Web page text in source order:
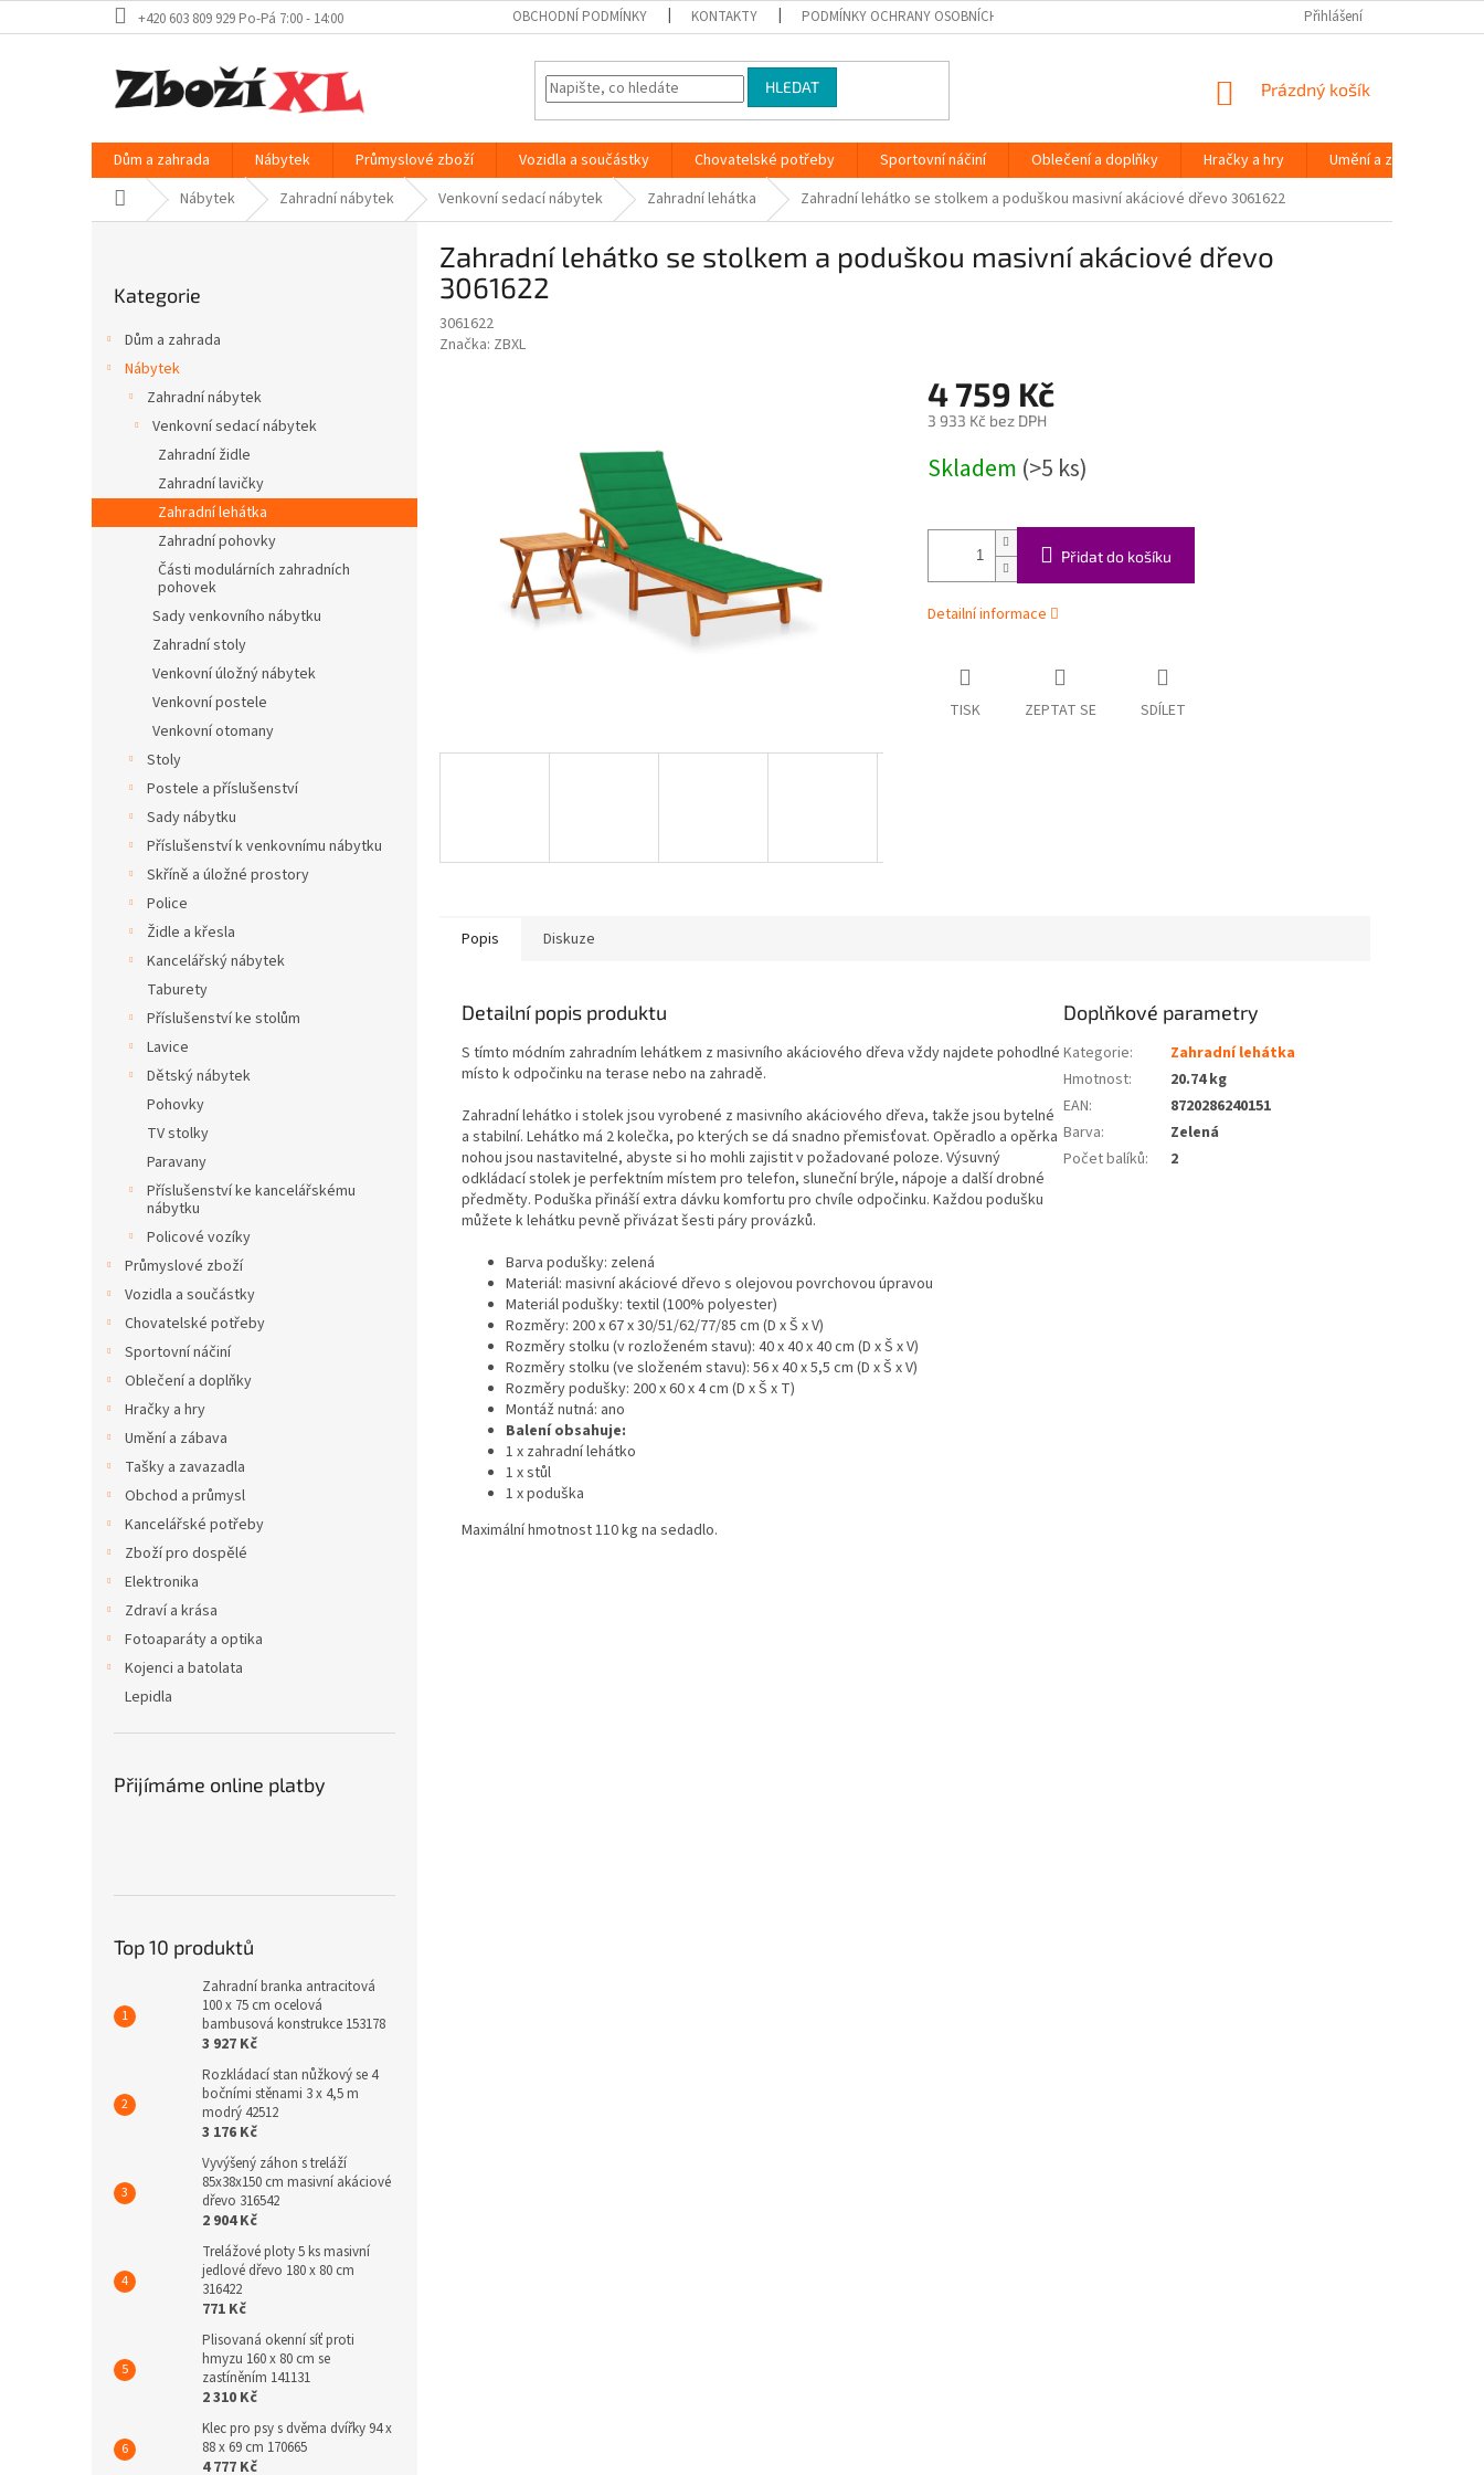
na
+420 603 809 929 Po-Pá 7:00 - 14:00 OBCHODNÍ PODMÍNKY KONTAKTY PODMÍNKY OCHRANY OSOBNÍCH ÚDAJŮ Přihlášení
HLEDAT
NÁKUPNÍ
Prázdný košík
Dům a zahrada Nábytek Průmyslové zboží Vozidla a součástky Chovatelské potřeby Sportovní náčiní Oblečení a doplňky Hračky a hry Umění a zábava
Domů Nábytek Zahradní nábytek Venkovní sedací nábytek Zahradní lehátka Zahradní lehátko se stolkem a poduškou masivní akáciové dřevo 3061622
n
e
kategorie
Kategorie
Dům a zahrada
Nábytek
Zahradní nábytek
Venkovní sedací nábytek
Zahradní židle
Zahradní lavičky
Zahradní lehátka
Zahradní pohovky
Části modulárních zahradních
pohovek
Sady venkovního nábytku
Zahradní stoly
Venkovní úložný nábytek
Venkovní postele
Venkovní otomany
Stoly
Postele a příslušenství
Sady nábytku
Příslušenství k venkovnímu nábytku
Skříně a úložné prostory
Police
Židle a křesla
Kancelářský nábytek
Taburety
Příslušenství ke stolům
Lavice
Dětský nábytek
Pohovky
TV stolky
Paravany
Příslušenství ke kancelářskému
nábytku
Policové vozíky
Průmyslové zboží
Vozidla a součástky
Chovatelské potřeby
Sportovní náčiní
Oblečení a doplňky
Hračky a hry
Umění a zábava
Tašky a zavazadla
Obchod a průmysl
Kancelářské potřeby
Zboží pro dospělé
Elektronika
Zdraví a krása
Fotoaparáty a optika
Kojenci a batolata
Lepidla
Přijímáme online platby
Top 10 produktů
Zahradní branka antracitová
100 x 75 cm ocelová
bambusová konstrukce 153178
3 927 Kč
Rozkládací stan nůžkový se 4
bočními stěnami 3 x 4,5 m
modrý 42512
3 176 Kč
Vyvýšený záhon s treláží
85x38x150 cm masivní akáciové
dřevo 316542
2 904 Kč
Trelážové ploty 5 ks masivní
jedlové dřevo 180 x 80 cm
316422
771 Kč
Plisovaná okenní síť proti
hmyzu 160 x 80 cm se
zastíněním 141131
2 310 Kč
Klec pro psy s dvěma dvířky 94 x
88 x 69 cm 170665
4 777 Kč
Zahradní lehátko se stolkem a poduškou masivní akáciové dřevo
3061622
3061622
Značka: ZBXL
4 759 Kč
3 933 Kč bez DPH
cena:
Skladem (>5 ks)
Přidat do košíku
Detailní informace
TISK ZEPTAT SE SDÍLET
Popis Diskuze
Detailní popis produktu
S tímto módním zahradním lehátkem z masivního akáciového dřeva vždy najdete pohodlné
místo k odpočinku na terase nebo na zahradě.
Zahradní lehátko i stolek jsou vyrobené z masivního akáciového dřeva, takže jsou bytelné
a stabilní. Lehátko má 2 kolečka, po kterých se dá snadno přemisťovat. Opěradlo a opěrka
nohou jsou nastavitelné, abyste si ho mohli zajistit v požadované poloze. Výsuvný
odkládací stolek je perfektním místem pro telefon, sluneční brýle, nápoje a další drobné
předměty. Poduška přináší extra dávku komfortu pro chvíle odpočinku. Každou podušku
můžete k lehátku pevně přivázat šesti páry provázků.
Barva podušky: zelená
Materiál: masivní akáciové dřevo s olejovou povrchovou úpravou
Materiál podušky: textil (100% polyester)
Rozměry: 200 x 67 x 30/51/62/77/85 cm (D x Š x V)
Rozměry stolku (v rozloženém stavu): 40 x 40 x 40 cm (D x Š x V)
Rozměry stolku (ve složeném stavu): 56 x 40 x 5,5 cm (D x Š x V)
Rozměry podušky: 200 x 60 x 4 cm (D x Š x T)
Montáž nutná: ano
Balení obsahuje:
1 x zahradní lehátko
1 x stůl
1 x poduška
Maximální hmotnost 110 kg na sedadlo.
Doplňkové parametry
Kategorie:
Zahradní lehátka
Hmotnost:
20.74 kg
EAN:
8720286240151
Barva:
Zelená
Počet balíků: 2